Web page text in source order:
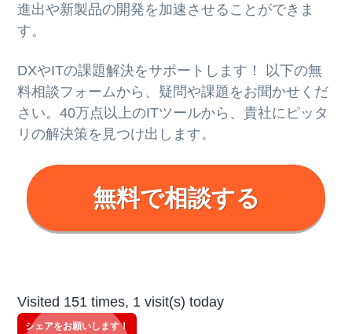
進出や新製品の開発を加速させることができま
す。
DXやITの課題解決をサポートします！ 以下の無
料相談フォームから、疑問や課題をお聞かせくだ
さい。40万点以上のITツールから、貴社にピッタ
リの解決策を見つけ出します。
無料で相談する
Visited 151 times, 1 visit(s) today
シェアをお願いします！